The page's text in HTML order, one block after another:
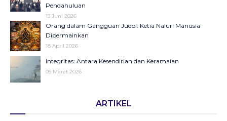
Pendahuluan
13 Juni 2026
Orang dalam Gangguan Judol: Ketia Naluri Manusia
Dipermainkan
18 April 2026
Integritas: Antara Kesendirian dan Keramaian
05 Maret 2026
Panggung Radio Serta Podcast sebagai Seruan Kesehatan
ARTIKEL